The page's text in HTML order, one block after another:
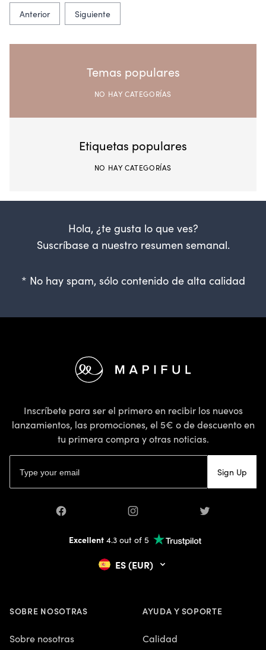
Anterior Siguiente
Temas populares
NO HAY CATEGORÍAS
Etiquetas populares
NO HAY CATEGORÍAS
Hola, ¿te gusta lo que ves?
Suscríbase a nuestro resumen semanal.
* No hay spam, sólo contenido de alta calidad
Inscríbete para ser el primero en recibir los nuevos
lanzamientos, las promociones, el 5€ o de descuento en
tu primera compra y otras noticias.
Sign Up
Facebook Instagram Twitter
Excellent4.3 out of 5
ES (EUR)
SOBRE NOSOTRAS
Sobre nosotras
AYUDA Y SOPORTE
Calidad